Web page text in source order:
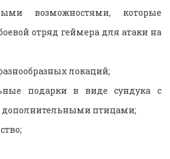
возможностями, которые
отряд геймера для атаки на
локаций;
подарки в виде сундука с
птицами;